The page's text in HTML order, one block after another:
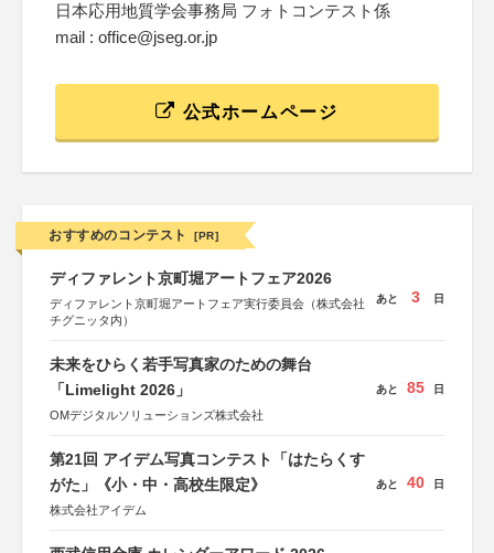
日本応用地質学会事務局 フォトコンテスト係
mail : office@jseg.or.jp
公式ホームページ
おすすめのコンテスト [PR]
ディファレント京町堀アートフェア2026
ディファレント京町堀アートフェア実行委員会（株式会社
チグニッタ内）
あと 3 日
未来をひらく若手写真家のための舞台
「Limelight 2026」
OMデジタルソリューションズ株式会社
あと 85 日
第21回 アイデム写真コンテスト「はたらくす
がた」《小・中・高校生限定》
株式会社アイデム
あと 40 日